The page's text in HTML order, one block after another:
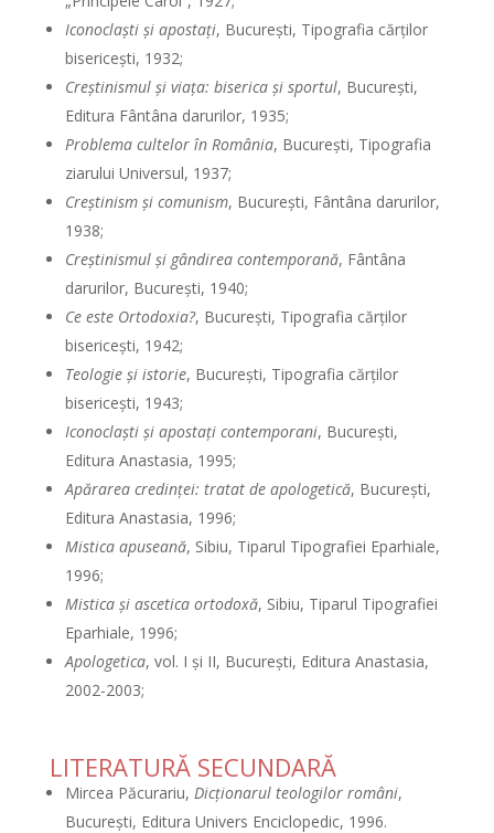
Iconoclaşti şi apostaţi, Bucureşti, Tipografia cărţilor
bisericeşti, 1932;
Creştinismul şi viaţa: biserica şi sportul, Bucureşti,
Editura Fântâna darurilor, 1935;
Problema cultelor în România, Bucureşti, Tipografia
ziarului Universul, 1937;
Creştinism şi comunism, Bucureşti, Fântâna darurilor,
1938;
Creştinismul şi gândirea contemporană, Fântâna
darurilor, Bucureşti, 1940;
Ce este Ortodoxia?, Bucureşti, Tipografia cărţilor
bisericeşti, 1942;
Teologie şi istorie, Bucureşti, Tipografia cărţilor
bisericeşti, 1943;
Iconoclaşti şi apostaţi contemporani, Bucureşti,
Editura Anastasia, 1995;
Apărarea credinţei: tratat de apologetică, Bucureşti,
Editura Anastasia, 1996;
Mistica apuseană, Sibiu, Tiparul Tipografiei Eparhiale,
1996;
Mistica şi ascetica ortodoxă, Sibiu, Tiparul Tipografiei
Eparhiale, 1996;
Apologetica, vol. I şi II, Bucureşti, Editura Anastasia,
2002-2003;
LITERATURĂ SECUNDARĂ
Mircea Păcurariu, Dicţionarul teologilor români,
Bucureşti, Editura Univers Enciclopedic, 1996.